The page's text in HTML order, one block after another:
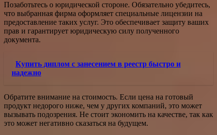
Позаботьтесь о юридической стороне. Обязательно убедитесь,
что выбранная фирма оформляет специальные лицензии на
предоставление таких услуг. Это обеспечивает защиту ваших
прав и гарантирует юридическую силу полученного
документа.
Купить диплом с занесением в реестр быстро и
надежно
Обратите внимание на стоимость. Если цена на готовый
продукт недорого ниже, чем у других компаний, это может
вызывать подозрения. Не стоит экономить на качестве, так как
это может негативно сказаться на будущем.